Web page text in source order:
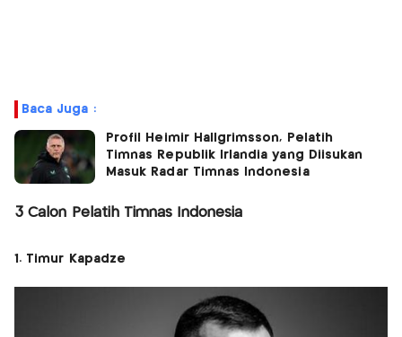
Baca Juga :
Profil Heimir Hallgrimsson, Pelatih
Timnas Republik Irlandia yang Diisukan
Masuk Radar Timnas Indonesia
3 Calon Pelatih Timnas Indonesia
1. Timur Kapadze